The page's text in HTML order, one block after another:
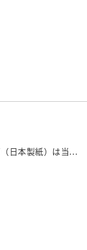
日本製紙）は当...